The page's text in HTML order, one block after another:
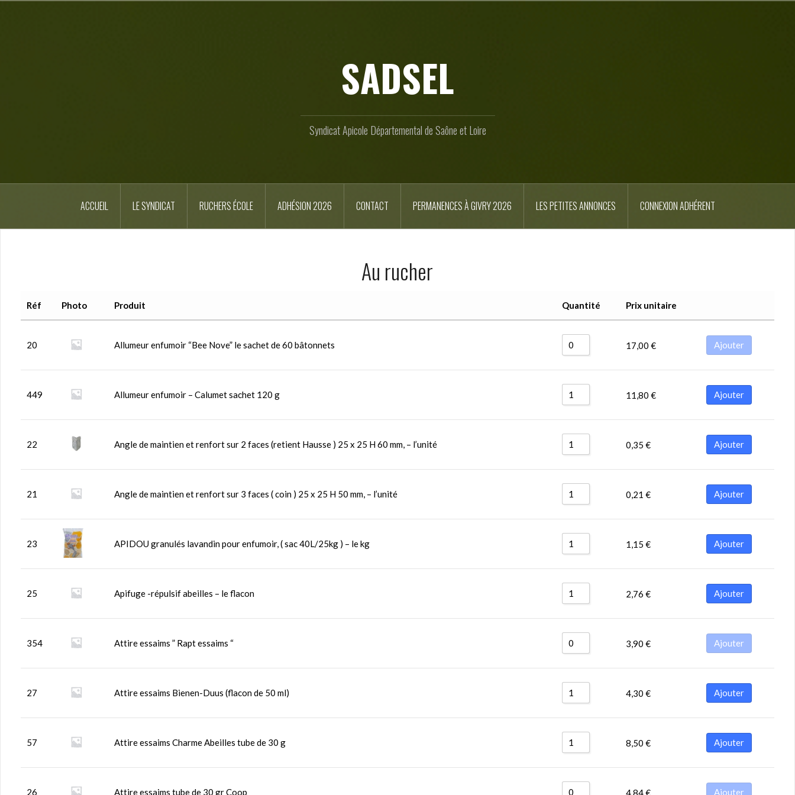
SADSEL
Syndicat Apicole Départemental de Saône et Loire
ACCUEIL LE SYNDICAT RUCHERS ÉCOLE ADHÉSION 2026 CONTACT PERMANENCES À GIVRY 2026 LES PETITES ANNONCES CONNEXION ADHÉRENT
Au rucher
Réf Photo Produit Quantité Prix unitaire
20 Allumeur enfumoir “Bee Nove” le sachet de 60 bâtonnets 17,00 € Ajouter
449 Allumeur enfumoir – Calumet sachet 120 g 11,80 € Ajouter
22 Angle de maintien et renfort sur 2 faces (retient Hausse ) 25 x 25 H 60 mm, – l’unité 0,35 € Ajouter
21 Angle de maintien et renfort sur 3 faces ( coin ) 25 x 25 H 50 mm, – l’unité 0,21 € Ajouter
23 APIDOU granulés lavandin pour enfumoir, ( sac 40L/25kg ) – le kg 1,15 € Ajouter
25 Apifuge -répulsif abeilles – le flacon 2,76 € Ajouter
354 Attire essaims ” Rapt essaims “ 3,90 € Ajouter
27 Attire essaims Bienen-Duus (flacon de 50 ml) 4,30 € Ajouter
57 Attire essaims Charme Abeilles tube de 30 g 8,50 € Ajouter
26 Attire essaims tube de 30 gr Coop 4,84€ Ajouter